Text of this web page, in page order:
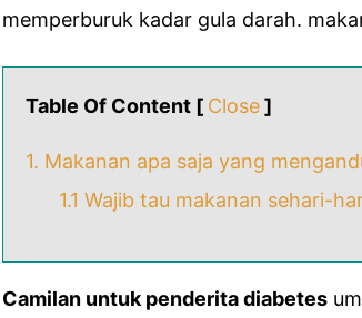
memperburuk kadar gula darah.
Table Of Content [ Close]
1. Makanan apa saja yang
1.1 Wajib tau makanan sehari-
Camilan untuk penderita diabetes